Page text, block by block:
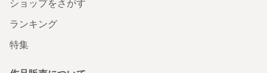
ショップをさがす
ランキング
特集